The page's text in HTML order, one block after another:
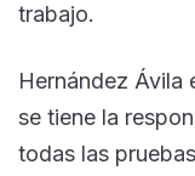
trabajo.
Hernández Ávila
se tiene la
todas las